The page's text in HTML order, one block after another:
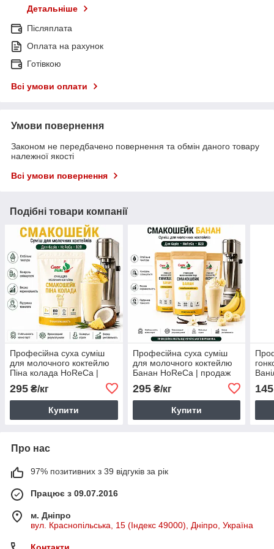
Детальніше
Післяплата
Оплата на рахунок
Готівкою
Всі умови оплати
Умови повернення
Законом не передбачено повернення та обмін даного товару
належної якості
Всі умови повернення
Подібні товари компанії
Професійна суха суміш
для молочного коктейлю
Піна колада HoReCa |
295 ₴/кг
Купити
Професійна суха суміш
для молочного коктейлю
Банан HoReCa | продаж
295₴/кг
Купити
145
Про нас
97% позитивних з 39 відгуків за рік
Працює з 09.07.2016
м. Дніпро
вул. Краснопільська, 15 (Індекс 49000), Дніпро, Україна